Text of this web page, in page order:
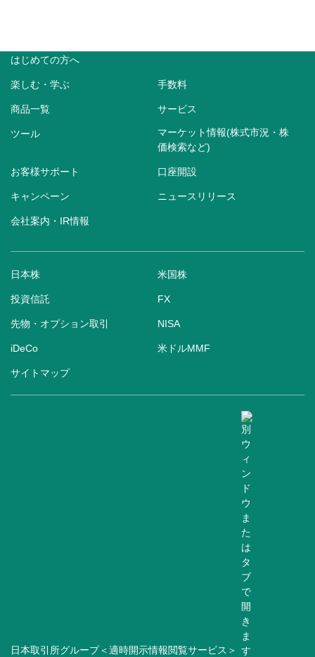
はじめての方へ
楽しむ・学ぶ 手数料
商品一覧 サービス
ツール
マーケット情報(株式市況・株
価検索など)
お客様サポート 口座開設
キャンペーン ニュースリリース
会社案内・IR情報
日本株 米国株
投資信託 FX
先物・オプション取引 NISA
iDeCo 米ドルMMF
サイトマップ
日本取引所グループ＜適時開示情報閲覧サービス＞